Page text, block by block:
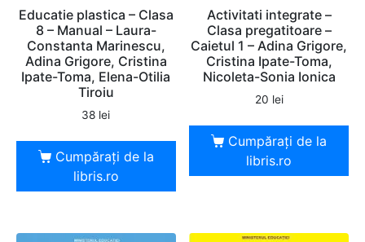
Educatie plastica – Clasa
8 – Manual – Laura-
Constanta Marinescu,
Adina Grigore, Cristina
Ipate-Toma, Elena-Otilia
Tiroiu
38 lei
Cumpărați de la
libris.ro
Activitati integrate –
Clasa pregatitoare –
Caietul 1 – Adina Grigore,
Cristina Ipate-Toma,
Nicoleta-Sonia Ionica
20 lei
Cumpărați de la
libris.ro